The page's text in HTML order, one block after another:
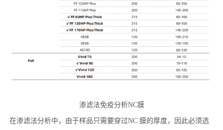
渗滤法免疫分析NC膜
在渗滤法分析中，由于样品只需要穿过NC 膜的厚度，因此必须选